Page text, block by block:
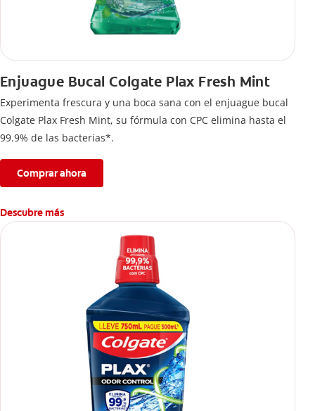
Enjuague Bucal Colgate Plax Fresh Mint
Experimenta frescura y una boca sana con el enjuague bucal
Colgate Plax Fresh Mint, su fórmula con CPC elimina hasta el
99.9% de las bacterias*.
Comprar ahora
Descubre más